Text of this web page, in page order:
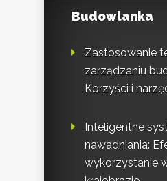
Budowlanka
Zastosowanie
zarządzaniu
Korzyści i
Inteligentne
nawadniania:
wykorzystanie